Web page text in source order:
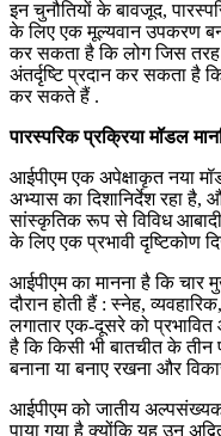
इन चुनौतियों के बावजूद,
के लिए एक मूल्यवान उपकरण
कर सकता है कि लोग जिस
अंतर्दृष्टि प्रदान कर सकता है
कर सकते हैं .
पारस्परिक प्रक्रिया मॉडल
आईपीएम एक अपेक्षाकृत नया
अभ्यास का दिशानिर्देश रहा
सांस्कृतिक रूप से विविध
के लिए एक प्रभावी दृष्टिकोण
आईपीएम का मानना है कि चार
दौरान होती हैं : स्नेह,
लगातार एक-दूसरे को प्रभावित
है कि किसी भी बातचीत के
बनाना या बनाए रखना और
आईपीएम को जातीय
पाया गया है क्योंकि यह उन